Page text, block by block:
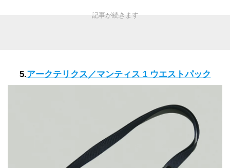
5.アークテリクス／マンティス 1 ウエストパック